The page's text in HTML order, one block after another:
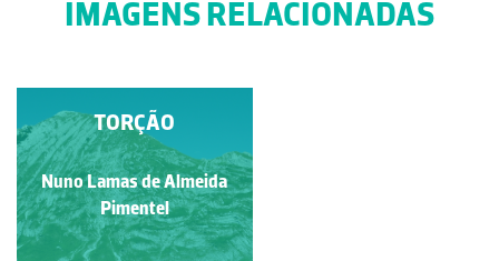
IMAGENS RELACIONADAS
DOBRAS
Nuno Lamas de Almeida
Pimentel
TORÇÃO
Nuno Lamas de Almeida
Pimentel